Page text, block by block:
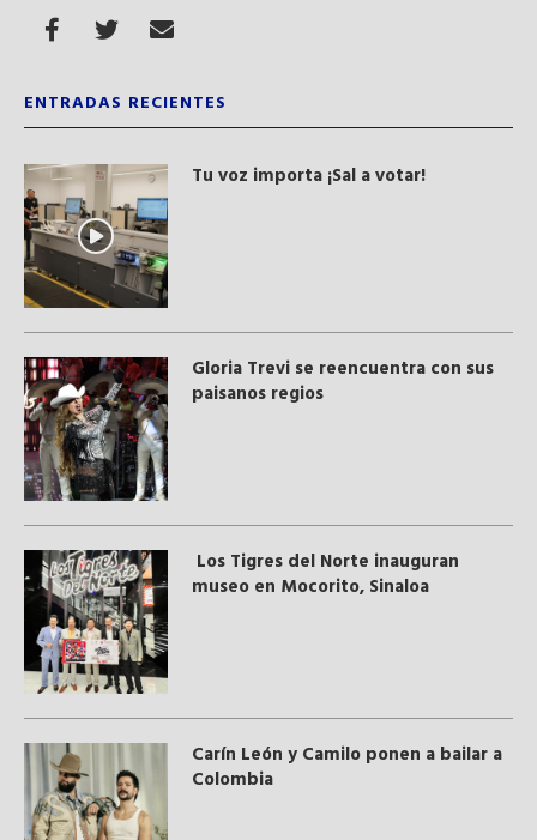
ENTRADAS RECIENTES
Tu voz importa ¡Sal a votar!
Gloria Trevi se reencuentra con sus
paisanos regios
Los Tigres del Norte inauguran
museo en Mocorito, Sinaloa
Carín León y Camilo ponen a bailar a
Colombia